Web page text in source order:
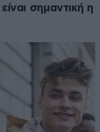
σημαντική η